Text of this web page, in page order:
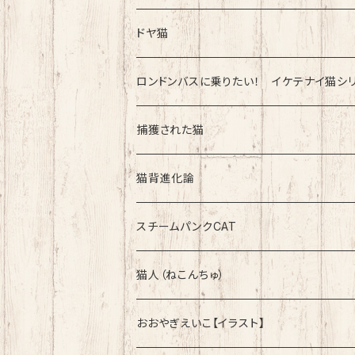
速乾ドライタイプ
ドヤ猫
綿100%ノーマルタイプ
ロンドンバスに乗りたい！ イケテナイ猫シ
綿100％ノーマルタイプ
速乾ドライタイプ
捕獲された猫
速乾ドライタイプ
綿100%ノーマルタイプ
猫背進化論
速乾ドライタイプ
綿100%ノーマルタイプ
スチームパンクCAT
綿100%ノーマルタイプ
猫人（ねこんちゅ）
おおやぎえいこ【イラスト】